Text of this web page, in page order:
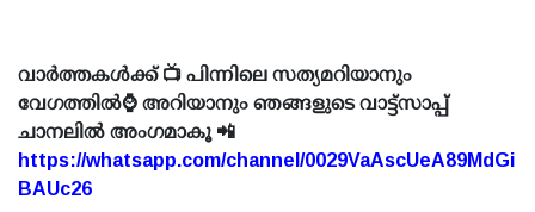
വാർത്തകൾക്ക് 📺 പിന്നിലെ സത്യമറിയാനും
വേഗത്തിൽ⌚ അറിയാനും ഞങ്ങളുടെ വാട്ട്സാപ്പ്
ചാനലിൽ അംഗമാകൂ 📲
https://whatsapp.com/channel/0029VaAscUeA89MdGi
BAUc26